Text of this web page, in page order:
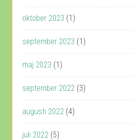
oktober 2023 (1)
september 2023 (1)
maj 2023 (1)
september 2022 (3)
augusti 2022 (4)
juli 2022 (5)